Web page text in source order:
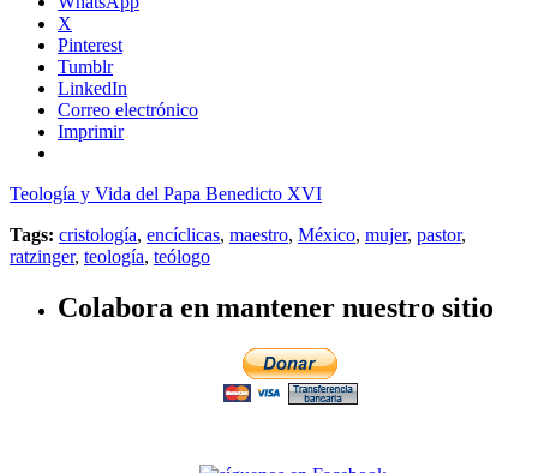
X
Pinterest
Tumblr
LinkedIn
Correo electrónico
Imprimir
Teología y Vida del Papa Benedicto XVI
Tags: cristología, encíclicas, maestro, México, mujer, pastor,
ratzinger, teología, teólogo
Colabora en mantener nuestro sitio